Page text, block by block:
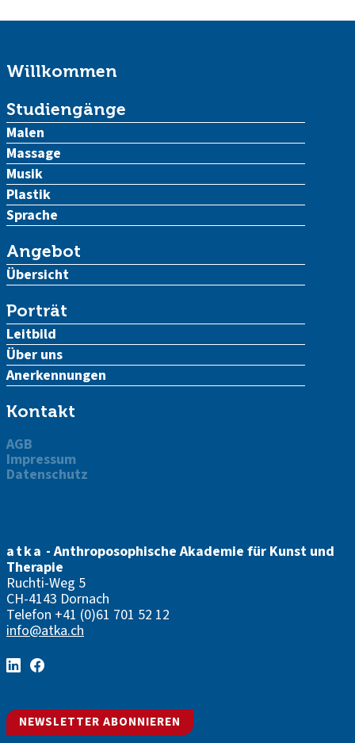
Willkommen
Studiengänge
Malen
Massage
Musik
Plastik
Sprache
Angebot
Übersicht
Porträt
Leitbild
Über uns
Anerkennungen
Kontakt
AGB
Impressum
Datenschutz
atka - Anthroposophische Akademie für Kunst und
Therapie
Ruchti-Weg 5
CH-4143 Dornach
Telefon +41 (0)61 701 52 12
info@atka.ch
NEWSLETTER ABONNIEREN